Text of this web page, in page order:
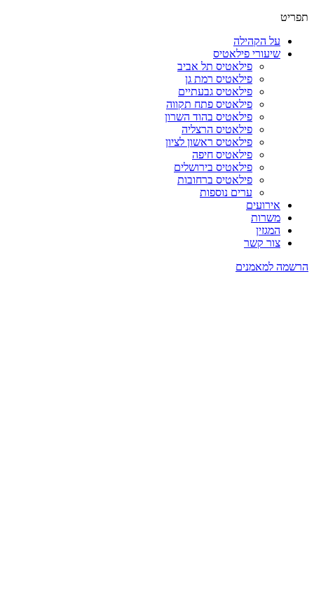
תפריט
על הקהילה
שיעורי פילאטיס
פילאטיס תל אביב
פילאטיס רמת גן
פילאטיס גבעתיים
פילאטיס פתח תקווה
פילאטיס בהוד השרון
פילאטיס הרצליה
פילאטיס ראשון לציון
פילאטיס חיפה
פילאטיס בירושלים
פילאטיס ברחובות
ערים נוספות
אירועים
משרות
המגזין
צור קשר
הרשמה למאמנים